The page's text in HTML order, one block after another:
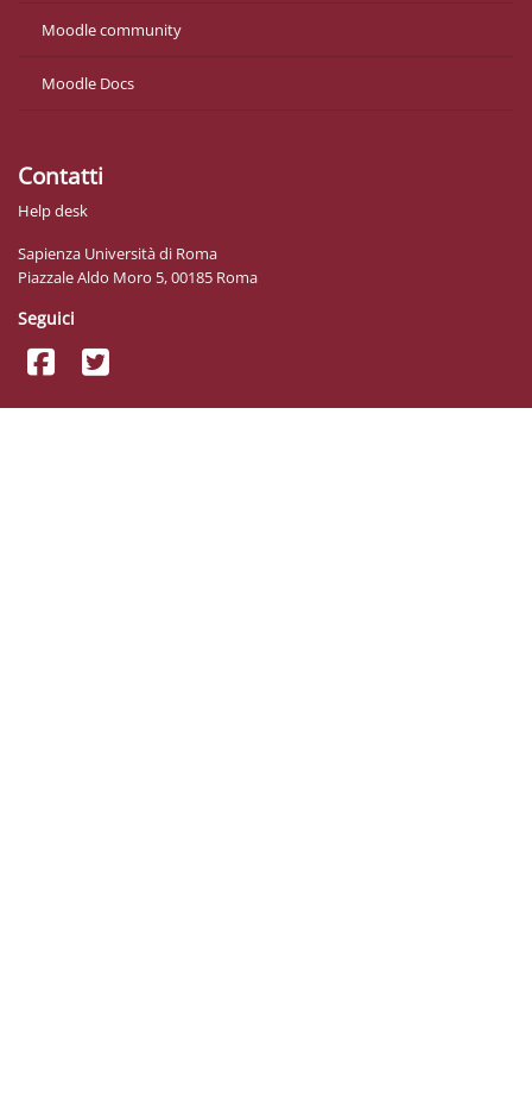
Moodle community
Moodle Docs
Contatti
Help desk
Sapienza Università di Roma
Piazzale Aldo Moro 5, 00185 Roma
Seguici